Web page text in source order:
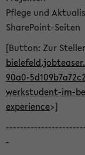
Pflege und
SharePoint-Seiten
[Button: Zur
90a0-
werkstudent-im-
experience>]
-